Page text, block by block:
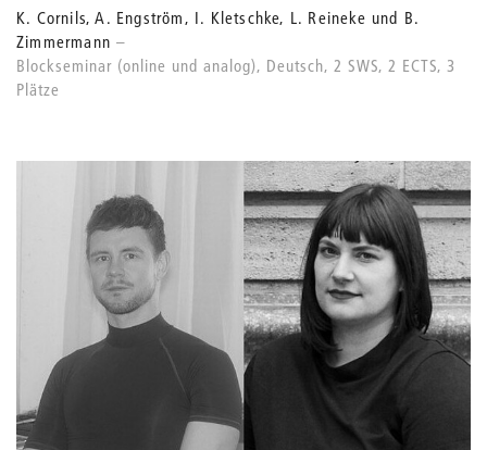
K. Cornils, A. Engström, I. Kletschke, L. Reineke und B.
Zimmermann
Blockseminar (online und analog), Deutsch, 2 SWS, 2 ECTS, 3
Plätze